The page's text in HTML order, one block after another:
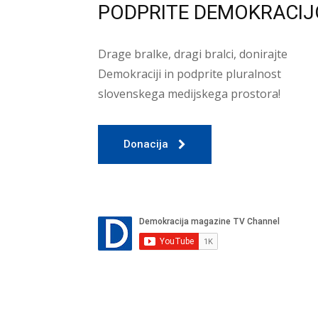
PODPRITE
Drage bralke, dragi bralci, donirajte
Demokraciji in podprite pluralnost
slovenskega medijskega prostora!
Donacija